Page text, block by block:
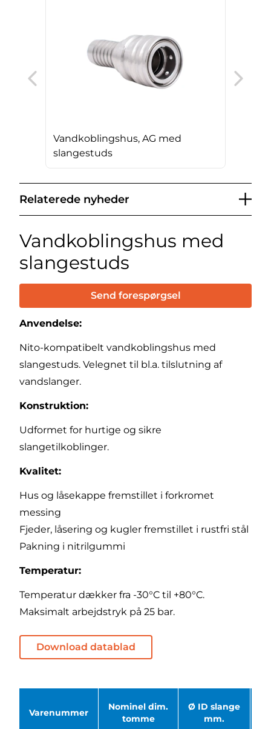
Vandkoblingshus, AG med
slangestuds
Relaterede nyheder
Vandkoblingshus med
slangestuds
Send forespørgsel
Anvendelse:
Nito-kompatibelt vandkoblingshus med
slangestuds. Velegnet til bl.a. tilslutning af
vandslanger.
Konstruktion:
Udformet for hurtige og sikre
slangetilkoblinger.
Kvalitet:
Hus og låsekappe fremstillet i forkromet
messing
Fjeder, låsering og kugler fremstillet i rustfri stål
Pakning i nitrilgummi
Temperatur:
Temperatur dækker fra -30°C til +80°C.
Maksimalt arbejdstryk på 25 bar.
Download datablad
Varenummer
Nominel dim.
tomme
Ø ID slange
mm.